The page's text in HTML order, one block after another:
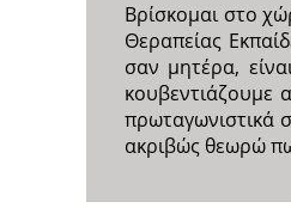
Βρίσκομαι στο
Θεραπείας
σαν μητέρα,
κουβεντιάζουμε
πρωταγωνιστικά
ακριβώς θεωρώ